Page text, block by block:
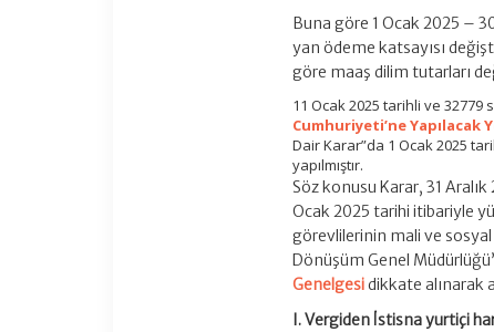
Buna göre 1 Ocak 2025 –
yan ödeme katsayısı
göre maaş dilim tutarları
11 Ocak 2025 tarihli ve 32779
Cumhuriyeti’ne
Dair Karar”da 1 Ocak 2025
yapılmıştır.
Söz konusu Karar, 31
Ocak 2025 tarihi itibariyle
görevlilerinin mali ve sosyal
Dönüşüm Genel
Genelgesidikkate alınarak
I. Vergiden İstisna yurtiçi